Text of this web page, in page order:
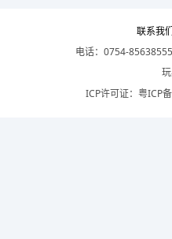
联系我
电话：0754-
ICP许可证： 粤ICP